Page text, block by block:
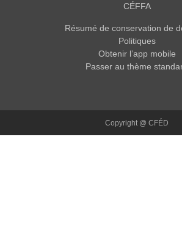
CÉFFA
Résumé de conservation de
Politiques
Obtenir l’app mobile
Passer au thème
Copyright @ CFÉD